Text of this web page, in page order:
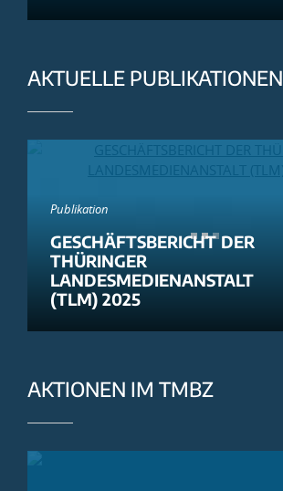
AKTUELLE PUBLIKATIONEN
Publikation
GESCHÄFTSBERICHT DER
THÜRINGER
LANDESMEDIENANSTALT
(TLM) 2025
AKTIONEN IM TMBZ